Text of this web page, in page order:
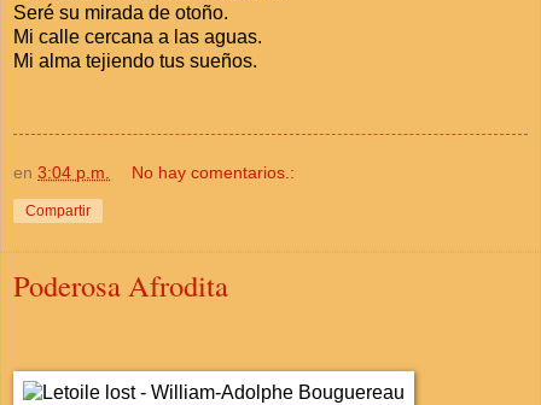
Seré su mirada de otoño.
Mi calle cercana a las aguas.
Mi alma tejiendo tus sueños.
en 3:04 p.m. No hay comentarios.:
Compartir
Poderosa Afrodita